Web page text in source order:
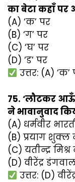
का बेटा कहाँ
(A) ‘क’ पर
(B) ‘ग’ पर
(C) ‘घ’ पर
(D) ‘ड’ पर
उत्तर: (A) ‘क’
75. ‘लौटकर
ने भावानुवाद
(A) धर्मवीर
(B) प्रयाग शुक्ल
(C) यतीन्द्र मिश्र
(D) वीरेंद्र
उत्तर: (D)